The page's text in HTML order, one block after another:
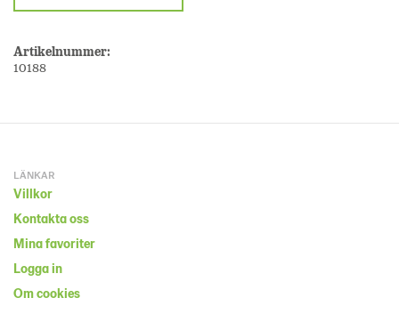
Artikelnummer:
10188
LÄNKAR
Villkor
Kontakta oss
Mina favoriter
Logga in
Om cookies